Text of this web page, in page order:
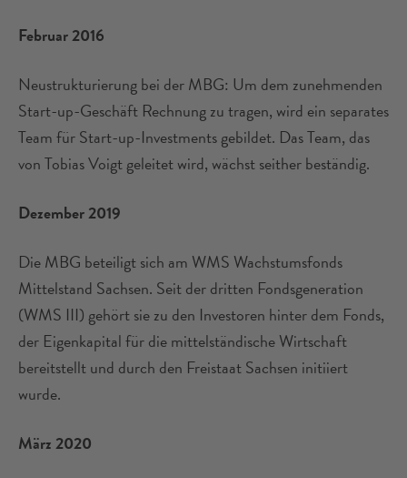
Februar 2016
Neustrukturierung bei der MBG: Um dem zunehmenden
Start-up-Geschäft Rechnung zu tragen, wird ein separates
Team für Start-up-Investments gebildet. Das Team, das
von Tobias Voigt geleitet wird, wächst seither beständig.
Dezember 2019
Die MBG beteiligt sich am WMS Wachstumsfonds
Mittelstand Sachsen. Seit der dritten Fondsgeneration
(WMS III) gehört sie zu den Investoren hinter dem Fonds,
der Eigenkapital für die mittelständische Wirtschaft
bereitstellt und durch den Freistaat Sachsen initiiert
wurde.
März 2020